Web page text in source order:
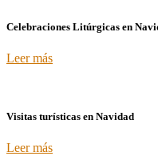
Celebraciones Litúrgicas en
Leer más
Visitas turísticas en Navidad
Leer más